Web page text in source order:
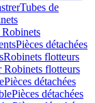
Tubes de
Robinets
Pièces détachées
Robinets flotteurs
Robinets flotteurs
Pièces détachées
Pièces détachées